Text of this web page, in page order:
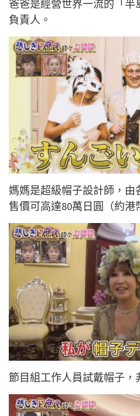
爸爸是經營世界一流的「
負責人。
媽媽是超級帽子設計師，
售價可高達80萬日圓（約港
節目組工作人員試戴帽子，